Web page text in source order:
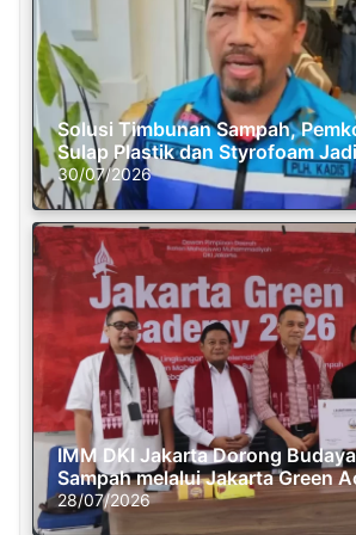
Solusi Timbunan Sampah,
Sulap Plastik dan Styrofoam
30/07/2026
IMM DKI Jakarta Dorong
Sampah melalui Jakarta Green
28/07/2026